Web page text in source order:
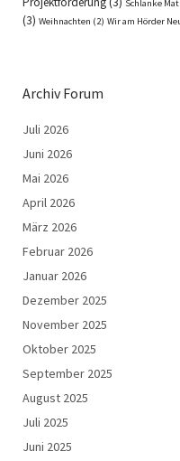
Schlanke
(3) Weihnachten (2) Wir am Hörder
Archiv Forum
Juli 2026
Juni 2026
Mai 2026
April 2026
März 2026
Februar 2026
Januar 2026
Dezember 2025
November 2025
Oktober 2025
September 2025
August 2025
Juli 2025
Juni 2025